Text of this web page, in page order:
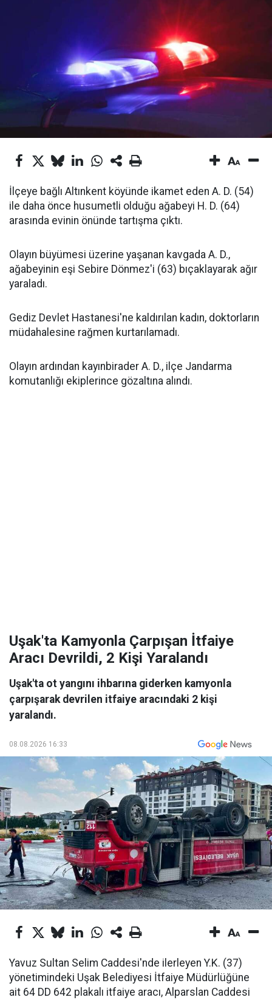
İlçeye bağlı Altınkent köyünde ikamet eden A. D. (54)
ile daha önce husumetli olduğu ağabeyi H. D. (64)
arasında evinin önünde tartışma çıktı.
Olayın büyümesi üzerine yaşanan kavgada A. D.,
ağabeyinin eşi Sebire Dönmez'i (63) bıçaklayarak ağır
yaraladı.
Gediz Devlet Hastanesi'ne kaldırılan kadın, doktorların
müdahalesine rağmen kurtarılamadı.
Olayın ardından kayınbirader A. D., ilçe Jandarma
komutanlığı ekiplerince gözaltına alındı.
Uşak'ta Kamyonla Çarpışan İtfaiye
Aracı Devrildi, 2 Kişi Yaralandı
Uşak'ta ot yangını ihbarına giderken kamyonla
çarpışarak devrilen itfaiye aracındaki 2 kişi
yaralandı.
08.08.2026 16:33
Yavuz Sultan Selim Caddesi'nde ilerleyen Y.K. (37)
yönetimindeki Uşak Belediyesi İtfaiye Müdürlüğüne
ait 64 DD 642 plakalı itfaiye aracı, Alparslan Caddesi